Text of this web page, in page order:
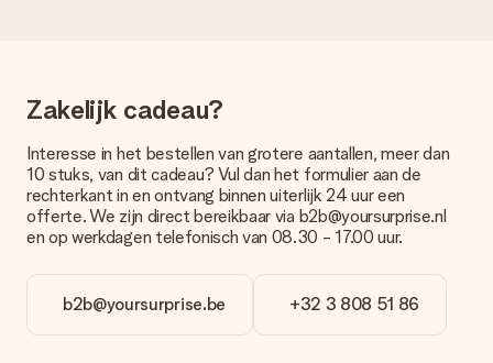
brievenbus stuk mag verwachten, neem dan even contact op
met onze klantenservice.
Betalen
Hoe kan ik mijn bestelling betalen?
Wij bieden de volgende betaalmethodes aan: iDeal, Paypal,
creditcard of handmatige overboeking. Hou bij handmatige
Cadeau ontvangen
Zakelijk cadeau?
Interesse in het bestellen van grotere aantallen, meer dan
10 stuks, van dit cadeau? Vul dan het formulier aan de
rechterkant in en ontvang binnen uiterlijk 24 uur een
offerte. We zijn direct bereikbaar via b2b@yoursurprise.nl
en op werkdagen telefonisch van 08.30 - 17.00 uur.
b2b@yoursurprise.be +32 3 808 51 86